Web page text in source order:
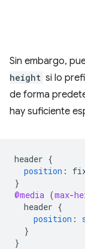
Sin embargo,
height si lo
de forma
hay suficiente
header {
position :
}
@media (max-
header {
position :
}
}